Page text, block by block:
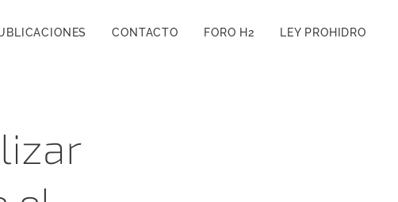
CONTACTO FORO H2 LEY PROHIDRO